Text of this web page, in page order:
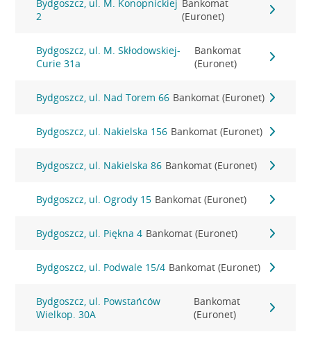
Bydgoszcz, ul. M. Konopnickiej
2
Bankomat
(Euronet)
Bydgoszcz, ul. M. Skłodowskiej-
Curie 31a
Bankomat
(Euronet)
Bydgoszcz, ul. Nad Torem 66 Bankomat (Euronet)
Bydgoszcz, ul. Nakielska 156 Bankomat (Euronet)
Bydgoszcz, ul. Nakielska 86 Bankomat (Euronet)
Bydgoszcz, ul. Ogrody 15 Bankomat (Euronet)
Bydgoszcz, ul. Piękna 4 Bankomat (Euronet)
Bydgoszcz, ul. Podwale 15/4 Bankomat (Euronet)
Bydgoszcz, ul. Powstańców
Wielkop. 30A
Bankomat
(Euronet)